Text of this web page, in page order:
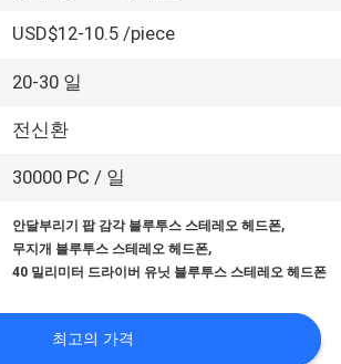
USD$12-10.5 /piece
20-30 일
전신환
30000 PC / 일
안달부리기 팝 감각 블루투스 스테레오 헤드폰,
무지개 블루투스 스테레오 헤드폰,
40 밀리미터 드라이버 유닛 블루투스 스테레오 헤드폰
최고의 가격